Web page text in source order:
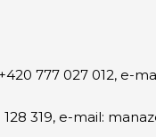
777 027 012, e-
319, e-mail: